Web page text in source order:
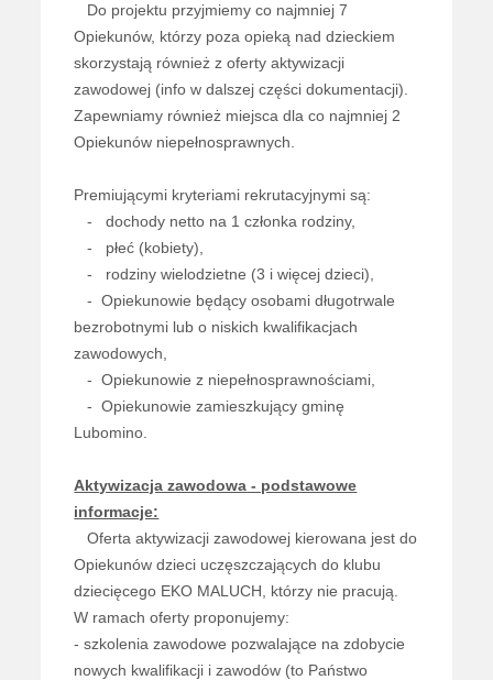
Do projektu przyjmiemy co najmniej 7
Opiekunów, którzy poza opieką nad dzieckiem
skorzystają również z oferty aktywizacji
zawodowej (info w dalszej części dokumentacji).
Zapewniamy również miejsca dla co najmniej 2
Opiekunów niepełnosprawnych.
Premiującymi kryteriami rekrutacyjnymi są:
- dochody netto na 1 członka rodziny,
- płeć (kobiety),
- rodziny wielodzietne (3 i więcej dzieci),
- Opiekunowie będący osobami długotrwale
bezrobotnymi lub o niskich kwalifikacjach
zawodowych,
- Opiekunowie z niepełnosprawnościami,
- Opiekunowie zamieszkujący gminę
Lubomino.
Aktywizacja zawodowa - podstawowe
informacje:
Oferta aktywizacji zawodowej kierowana jest do
Opiekunów dzieci uczęszczających do klubu
dziecięcego EKO MALUCH, którzy nie pracują.
W ramach oferty proponujemy:
- szkolenia zawodowe pozwalające na zdobycie
nowych kwalifikacji i zawodów (to Państwo